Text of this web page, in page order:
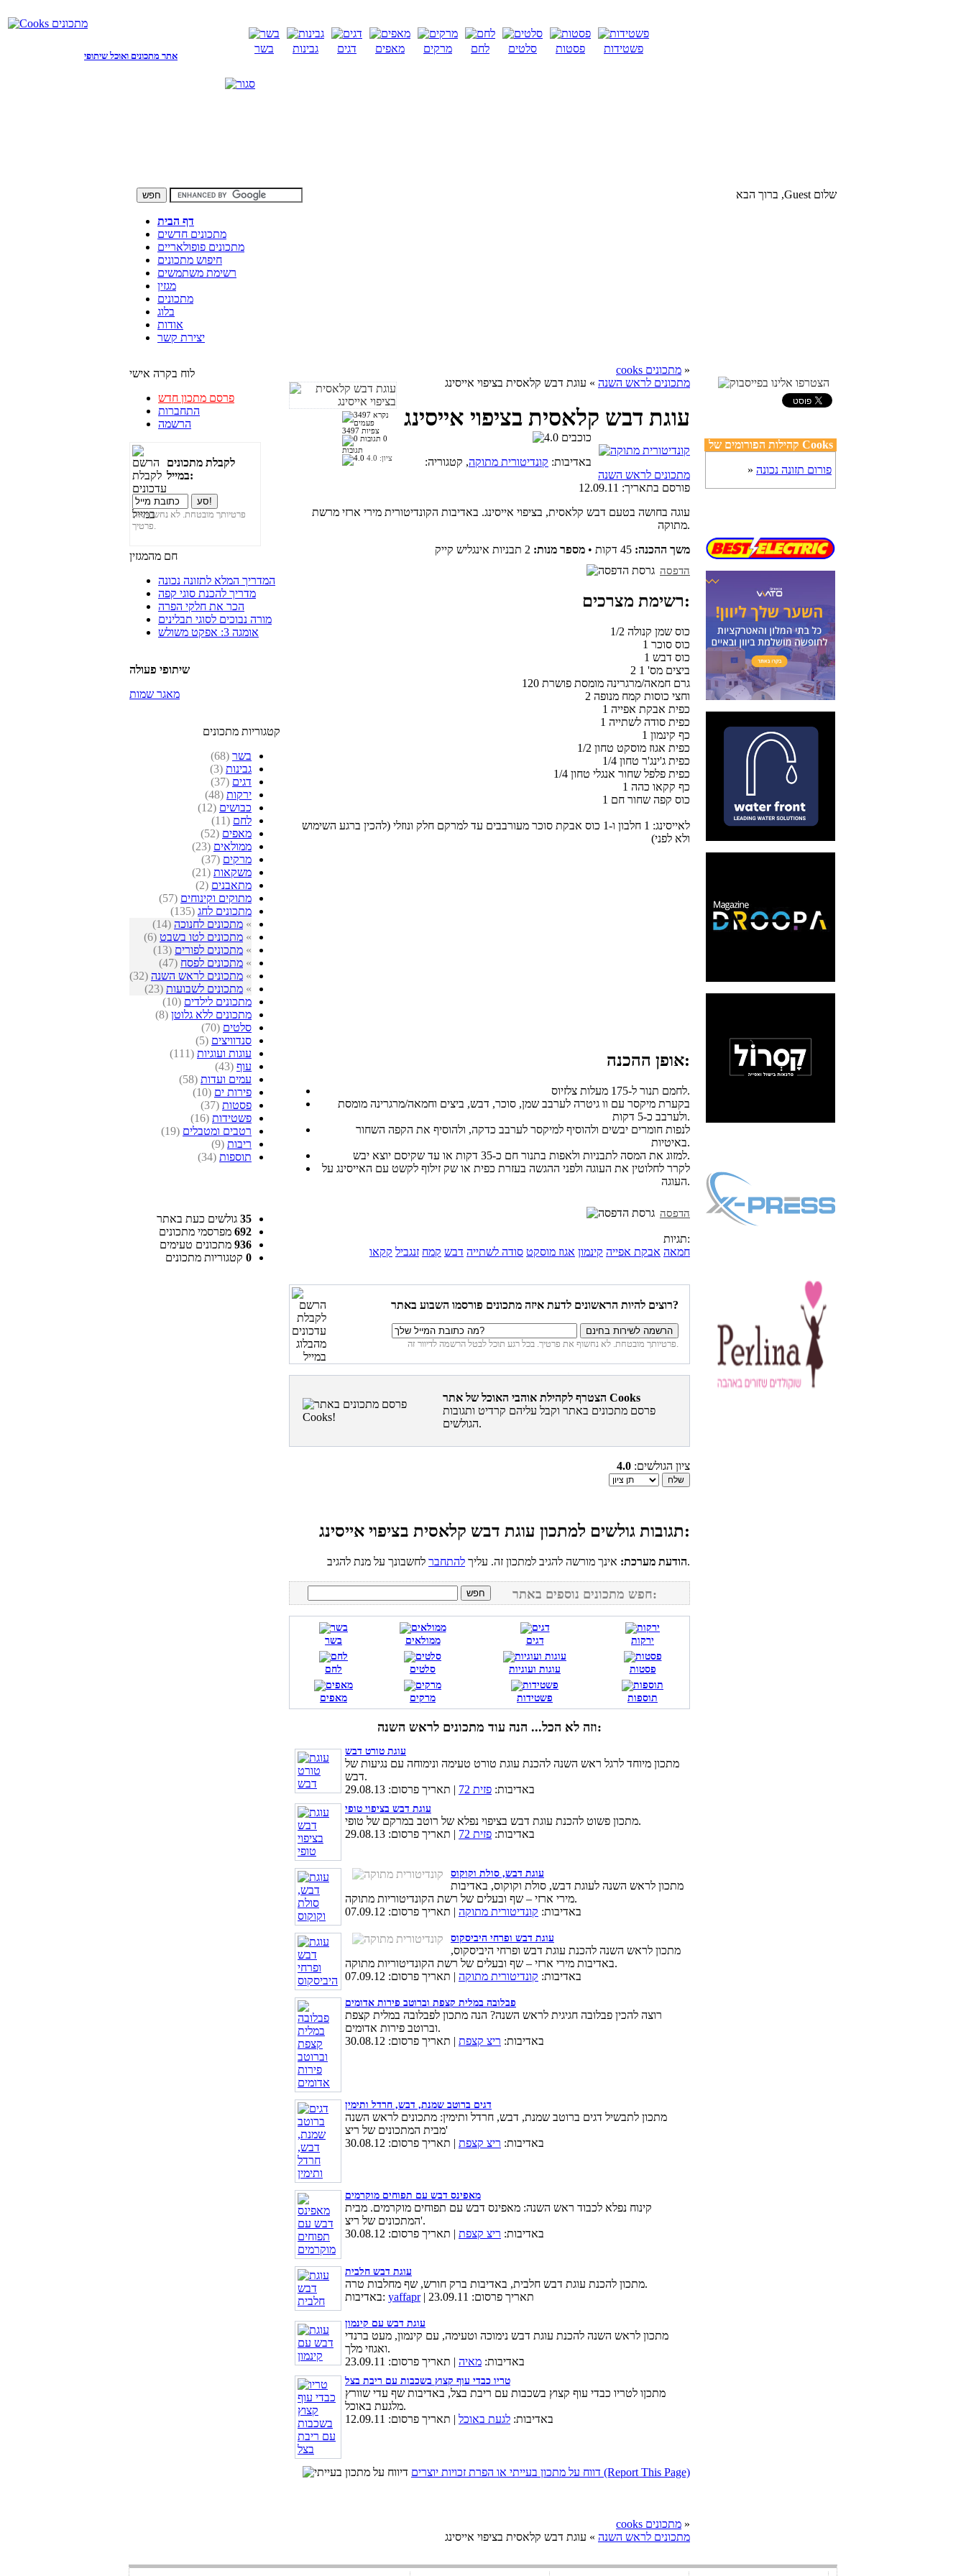
אתר מתכונים ואוכל שיתופי
בשר גבינות דגים מאפים מרקים לחם סלטים פסטות פשטידות
שלום Guest, ברוך הבא
דף הבית
מתכונים חדשים
מתכונים פופולאריים
חיפוש מתכונים
רשימת משתמשים
מגזין
מתכונים
בלוג
אודות
יצירת קשר
לוח בקרה אישי
פרסם מתכון חדש
התחברות
הרשמה
לקבלת מתכונים
במייל:
פרטיותך מובטחת. לא נחשוף את
פרטיך.
חם מהמגזין
המדריך המלא לתזונה נכונה
מדריך להכנת סוגי קפה
הכר את חלקי הפרה
מורה נבוכים לסוגי תבלינים
אומגה 3: אפקט משולש
שיתופי פעולה
מאגר שמות
קטגוריות מתכונים
בשר (68)
גבינות (3)
דגים (37)
ירקות (48)
כבושים (12)
לחם (11)
מאפים (52)
ממולאים (23)
מרקים (37)
משקאות (21)
מתאבנים (2)
מתוקים וקינוחים (57)
מתכונים לחג (135)
» מתכונים לחנוכה (14)
» מתכונים לטו בשבט (6)
» מתכונים לפורים (13)
» מתכונים לפסח (47)
» מתכונים לראש השנה (32)
» מתכונים לשבועות (23)
מתכונים לילדים (10)
מתכונים ללא גלוטן (8)
סלטים (70)
סנדוויצים (5)
עוגות ועוגיות (111)
עוף (43)
עמים ועדות (58)
פירות ים (10)
פסטות (37)
פשטידות (16)
רטבים ומטבלים (19)
ריבות (9)
תוספות (34)
35 גולשים כעת באתר
692 מפרסמי מתכונים
936 מתכונים טעימים
0 קטגוריות מתכונים
3497 צפיות
0
תגובות
ציון: 4.0
cooks מתכונים »
מתכונים לראש השנה » עוגת דבש קלאסית בציפוי אייסינג
עוגת דבש קלאסית בציפוי אייסינג
באדיבות: קונדיטורית מתוקה, קטגוריה:
מתכונים לראש השנה
פורסם בתאריך: 12.09.11
עוגה בחושה בטעם דבש קלאסית, בציפוי אייסינג. באדיבות הקונדיטורית מירי ארזי מרשת
מתוקה.
משך ההכנה: 45 דקות • מספר מנות: 2 תבניות אינגליש קייק
הדפסה
רשימת מצרכים:
1/2 כוס שמן קנולה
1 כוס סוכר
1 כוס דבש
2 ביצים מס' 1
120 גרם חמאה/מרגרינה מומסת פושרת
2 וחצי כוסות קמח מנופה
1 כפית אבקת אפייה
1 כפית סודה לשתייה
1 כף קינמון
1/2 כפית אגוז מוסקט טחון
1/4 כפית ג'ינג'ר טחון
1/4 כפית פלפל שחור אנגלי טחון
1 כף קקאו כהה
1 כוס קפה שחור חם
לאייסינג: 1 חלבון ו-1 כוס אבקת סוכר מעורבבים עד למרקם חלק ונוזלי (להכין ברגע השימוש
ולא לפני)
אופן ההכנה:
לחמם תנור ל-175 מעלות צלזיוס.
בקערת מיקסר עם וו גיטרה לערבב שמן, סוכר, דבש, ביצים וחמאה/מרגרינה מומסת
ולערבב כ-5 דקות.
לנפות חומרים יבשים ולהוסיף למיקסר לערבב כדקה, ולהוסיף את הקפה השחור
באיטיות.
למזוג את המסה לתבניות ולאפות בתנור חם כ-35 דקות או עד שקיסם יוצא יבש.
לקרר לחלוטין את העוגה ולפני ההגשה בעזרת כפית או שק זילוף לקשט עם האייסינג על
העוגה.
הדפסה
תגיות:
חמאה אבקת אפייה קינמון אגוז מוסקט סודה לשתייה דבש קמח זנגביל קקאו
רוצים להיות הראשונים לדעת איזה מתכונים פורסמו השבוע באתר?
פרטיותך מובטחת. לא נחשוף את פרטיך. בכל רגע תוכל לבטל הרשמה לדיוור זה.
הצטרף לקהילת אוהבי האוכל של אתר Cooks
פרסם מתכונים באתר וקבל עליהם קרדיט ותגובות
הגולשים.
ציון הגולשים: 4.0
תגובות גולשים למתכון עוגת דבש קלאסית בציפוי אייסינג:
הודעת מערכת: אינך מורשה להגיב למתכון זה. עליך להתחבר לחשבונך על מנת להגיב.
חפש מתכונים נוספים באתר:
בשר ממולאים דגים ירקות
לחם סלטים עוגות ועוגיות פסטות
מאפים מרקים פשטידות תוספות
וזה לא הכל... הנה עוד מתכונים לראש השנה:
עוגת טורט דבש
מתכון מיוחד לרגל ראש השנה להכנת עוגת טורט טעימה ונימוחה עם נגיעות של
דבש.
באדיבות: פזית 72 | תאריך פרסום: 29.08.13
עוגת דבש בציפוי טופי
מתכון פשוט להכנת עוגת דבש בציפוי נפלא של רוטב במרקם של טופי.
באדיבות: פזית 72 | תאריך פרסום: 29.08.13
עוגת דבש, סולת וקוקוס
מתכון לראש השנה לעוגת דבש, סולת וקוקוס, באדיבות
מירי ארזי – שף ובעלים של רשת הקונדיטוריות מתוקה.
באדיבות: קונדיטורית מתוקה | תאריך פרסום: 07.09.12
עוגת דבש ופרחי היביסקוס
מתכון לראש השנה להכנת עוגת דבש ופרחי היביסקוס,
באדיבות מירי ארזי – שף ובעלים של רשת הקונדיטוריות מתוקה.
באדיבות: קונדיטורית מתוקה | תאריך פרסום: 07.09.12
פבלובה במלית קצפת וברוטב פירות אדומים
רוצה להכין פבלובה חגיגית לראש השנה? הנה מתכון לפבלובה במלית קצפת
וברוטב פירות אדומים.
באדיבות: ריצ קצפת | תאריך פרסום: 30.08.12
דגים ברוטב שמנת, דבש, חרדל ותימין
מתכון לתבשיל דגים ברוטב שמנת, דבש, חרדל ותימין: מתכונים לראש השנה
מבית המתכונים של ריצ'
באדיבות: ריצ קצפת | תאריך פרסום: 30.08.12
מאפינס דבש עם תפוחים מוקרמים
קינוח נפלא לכבוד ראש השנה: מאפינס דבש עם תפוחים מוקרמים. מבית
המתכונים של ריצ'.
באדיבות: ריצ קצפת | תאריך פרסום: 30.08.12
עוגת דבש חלבית
מתכון להכנת עוגת דבש חלבית, באדיבות ברק חורש, שף מחלבות טרה.
באדיבות: yaffapr | תאריך פרסום: 23.09.11
עוגת דבש עם קינמון
מתכון לראש השנה להכנת עוגת דבש נימוכה וטעימה, עם קינמון, מעט ברנדי
ואגוזי מלך.
באדיבות: מאיה | תאריך פרסום: 23.09.11
טריו כבדי עוף קצוץ בשכבות עם ריבת בצל
מתכןו לטריו כבדי עוף קצוץ בשכבות עם ריבת בצל, באדיבות שף עדי שוורץ
מלגעת באוכל.
באדיבות: לגעת באוכל | תאריך פרסום: 12.09.11
דווח על מתכון בעייתי או הפרת זכויות יוצרים (Report This Page)
cooks מתכונים »
מתכונים לראש השנה » עוגת דבש קלאסית בציפוי אייסינג
קהילות הפורומים של Cooks
» פורום תזונה נכונה